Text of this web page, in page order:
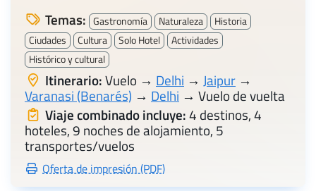
Temas: Gastronomía Naturaleza
Historia
Ciudades
Cultura Solo Hotel
Actividades
Histórico y cultural
Itinerario:Vuelo → Delhi → Jaipur →
Varanasi (Benarés) → Delhi → Vuelo de vuelta
Viaje combinado incluye:4 destinos, 4
hoteles, 9 noches de alojamiento, 5
transportes/vuelos
Oferta de impresión (PDF)